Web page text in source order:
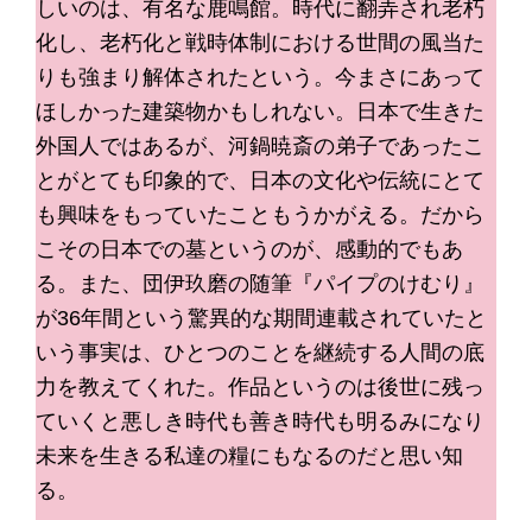
しいのは、有名な鹿鳴館。時代に翻弄され老朽
化し、老朽化と戦時体制における世間の風当た
りも強まり解体されたという。今まさにあって
ほしかった建築物かもしれない。日本で生きた
外国人ではあるが、河鍋暁斎の弟子であったこ
とがとても印象的で、日本の文化や伝統にとて
も興味をもっていたこともうかがえる。だから
こその日本での墓というのが、感動的でもあ
る。また、団伊玖磨の随筆『パイプのけむり』
が36年間という驚異的な期間連載されていたと
いう事実は、ひとつのことを継続する人間の底
力を教えてくれた。作品というのは後世に残っ
ていくと悪しき時代も善き時代も明るみになり
未来を生きる私達の糧にもなるのだと思い知
る。